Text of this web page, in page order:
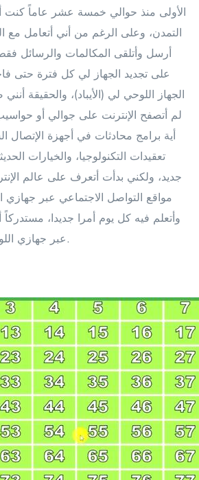
الأولى منذ حوالي خمسة عشر عاماً كنت
التمدن، وعلى الرغم من أني أتعامل مع
أرسل وأتلقى المكالمات والرسائل
على تجديد الجهاز لي كل فترة حتى
الجهاز اللوحي لي (الأيباد)، والحقيقة
لم أتصفح الإنترنت على جوالي أو
أية برامج محادثات في أجهزة الإتصال
تعقيدات التكنولوجيا، والخيارات
جديد، ولكني بدأت أتعرف على عالم
مواقع التواصل الاجتماعي عبر جهازي
وأتعلم فيه كل يوم أمرا جديدا، مستدركاً
عبر جهازي اللوحي وأيضاً المسلسلات.